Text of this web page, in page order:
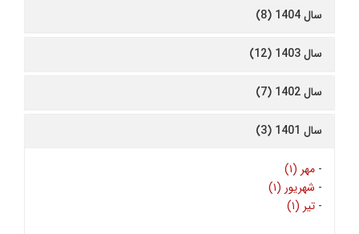
سال 1404 (8)
سال 1403 (12)
سال 1402 (7)
سال 1401 (3)
- مهر (۱)
- شهریور (۱)
- تیر (۱)